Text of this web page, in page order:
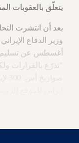
يتعلّق بالعقوبات
بعد أن انتشرت
أغسطس عن تسليم
"تذرّع بالقرارات